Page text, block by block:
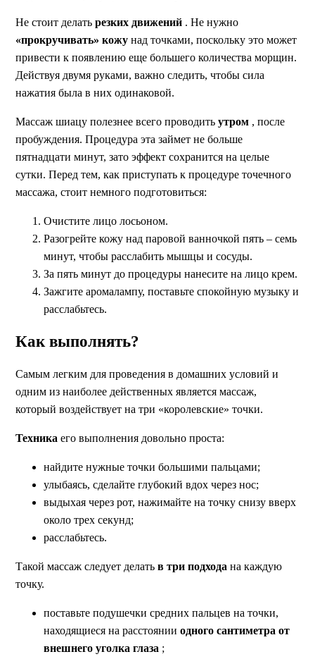
Не стоит делать резких движений . Не нужно
«прокручивать» кожу над точками, поскольку это может
привести к появлению еще большего количества морщин.
Действуя двумя руками, важно следить, чтобы сила
нажатия была в них одинаковой.
Массаж шиацу полезнее всего проводить утром , после
пробуждения. Процедура эта займет не больше
пятнадцати минут, зато эффект сохранится на целые
сутки. Перед тем, как приступать к процедуре точечного
массажа, стоит немного подготовиться:
Очистите лицо лосьоном.
Разогрейте кожу над паровой ванночкой пять – семь
минут, чтобы расслабить мышцы и сосуды.
За пять минут до процедуры нанесите на лицо крем.
Зажгите аромалампу, поставьте спокойную музыку и
расслабьтесь.
Как выполнять?
Самым легким для проведения в домашних условий и
одним из наиболее действенных является массаж,
который воздействует на три «королевские» точки.
Техника его выполнения довольно проста:
найдите нужные точки большими пальцами;
улыбаясь, сделайте глубокий вдох через нос;
выдыхая через рот, нажимайте на точку снизу вверх
около трех секунд;
расслабьтесь.
Такой массаж следует делать в три подхода на каждую
точку.
поставьте подушечки средних пальцев на точки,
находящиеся на расстоянии одного сантиметра от
внешнего уголка глаза ;